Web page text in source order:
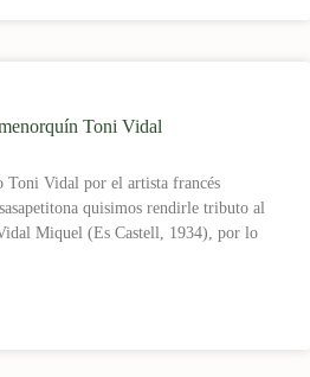
Toni Vidal
Vidal por el artista francés
quisimos rendirle tributo al
Miquel (Es Castell, 1934), por lo